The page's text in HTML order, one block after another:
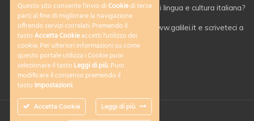
servizi offerti dal nostro Istituto di lingua e cultura italiana?
Date un’occhiata al nostro sito www.galilei.it e scriveteci a
info@galilei.it
Questo sito consente l'invio diCookiedi terze
parti al fine di migliorare la navigazione
offrendo servizi correlati. Premendo il
tastoAccetta Cookieaccetti l'utilizzo dei
cookie. Per ulteriori informazioni su come
questo portale utilizza i Cookie puoi
selezionare il tasto Leggi di più. Puoi
modificare il consenso premendo il
tasto Impostazioni.
Accetta Cookie Leggi di più